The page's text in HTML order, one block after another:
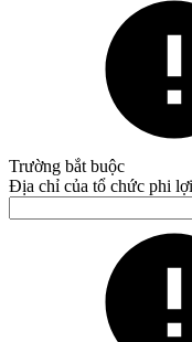
Trường bắt buộc
Địa chỉ của tổ chức phi